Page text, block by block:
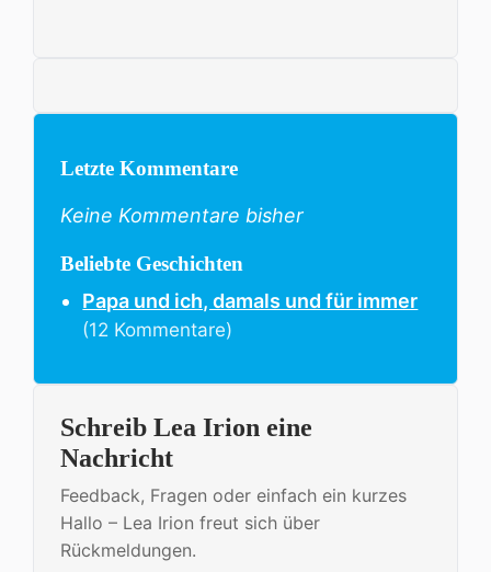
Letzte Kommentare
Keine Kommentare bisher
Beliebte Geschichten
Papa und ich, damals und für immer
(12 Kommentare)
Schreib Lea Irion eine
Nachricht
Feedback, Fragen oder einfach ein kurzes
Hallo – Lea Irion freut sich über
Rückmeldungen.